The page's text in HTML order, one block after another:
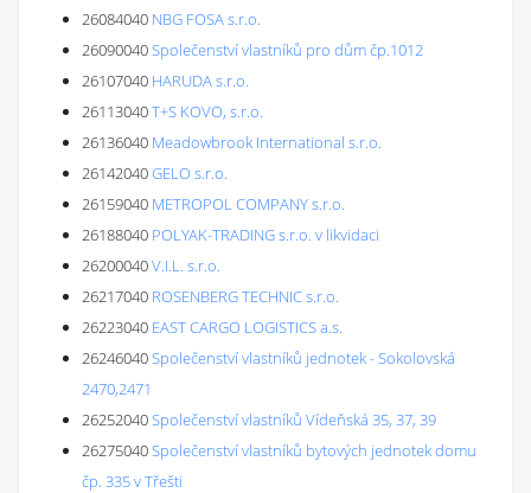
26084040 NBG FOSA s.r.o.
26090040Společenství vlastníků pro dům čp.1012
26107040 HARUDA s.r.o.
26113040T+S KOVO, s.r.o.
26136040 Meadowbrook International s.r.o.
26142040GELO s.r.o.
26159040 METROPOL COMPANY s.r.o.
26188040 POLYAK-TRADING s.r.o. v likvidaci
26200040V.I.L. s.r.o.
26217040 ROSENBERG TECHNIC s.r.o.
26223040 EAST CARGO LOGISTICS a.s.
26246040Společenství vlastníků jednotek - Sokolovská
2470,2471
26252040Společenství vlastníků Vídeňská 35, 37, 39
26275040Společenství vlastníků bytových jednotek domu
čp. 335 v Třešti